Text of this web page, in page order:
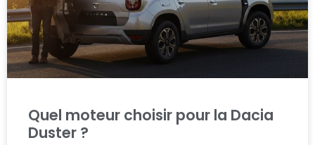
Quel moteur choisir pour la Dacia
Duster ?